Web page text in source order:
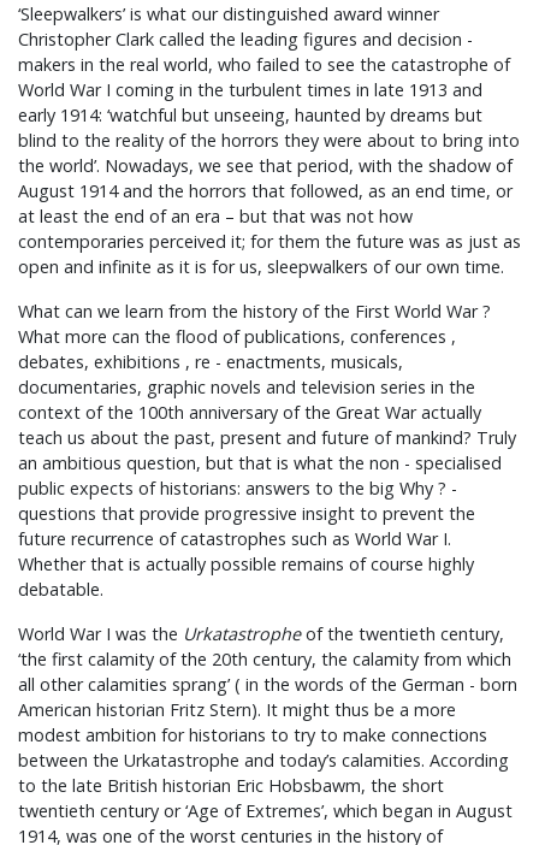
‘Sleepwalkers’ is what our distinguished award winner
Christopher Clark called the leading figures and decision -
makers in the real world, who failed to see the catastrophe of
World War I coming in the turbulent times in late 1913 and
early 1914: ‘watchful but unseeing, haunted by dreams but
blind to the reality of the horrors they were about to bring into
the world’. Nowadays, we see that period, with the shadow of
August 1914 and the horrors that followed, as an end time, or
at least the end of an era – but that was not how
contemporaries perceived it; for them the future was as just as
open and infinite as it is for us, sleepwalkers of our own time.
What can we learn from the history of the First World War ?
What more can the flood of publications, conferences ,
debates, exhibitions , re - enactments, musicals,
documentaries, graphic novels and television series in the
context of the 100th anniversary of the Great War actually
teach us about the past, present and future of mankind? Truly
an ambitious question, but that is what the non - specialised
public expects of historians: answers to the big Why ? -
questions that provide progressive insight to prevent the
future recurrence of catastrophes such as World War I.
Whether that is actually possible remains of course highly
debatable.
World War I was the Urkatastropheof the twentieth century,
‘the first calamity of the 20th century, the calamity from which
all other calamities sprang’ ( in the words of the German - born
American historian Fritz Stern). It might thus be a more
modest ambition for historians to try to make connections
between the Urkatastrophe and today’s calamities. According
to the late British historian Eric Hobsbawm, the short
twentieth century or ‘Age of Extremes’, which began in August
1914, was one of the worst centuries in the history of